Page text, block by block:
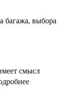
багажа, выбора
смысл